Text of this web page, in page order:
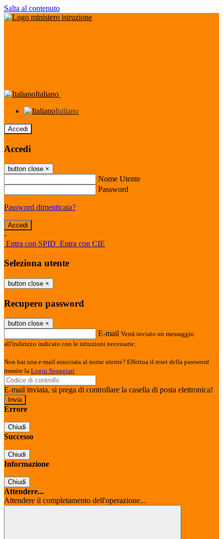
Salta al contenuto
Italiano
Italiano
Accedi
Accedi
button close ×
Nome Utente
Password
Password dimenticata?
-
Entra con SPID Entra con CIE
Seleziona utente
button close ×
Recupero password
button close ×
E-mail Verrà inviato un messaggio
all'indirizzo indicato con le istruzioni necessarie.
Non hai una e-mail associata al nome utente? Effettua il reset della password
tramite la Login Spaggiari
E-mail inviata, si prega di controllare la casella di posta elettronica!
Errore
Chiudi
Successo
Chiudi
Informazione
Chiudi
Attendere...
Attendere il completamento dell'operazione...